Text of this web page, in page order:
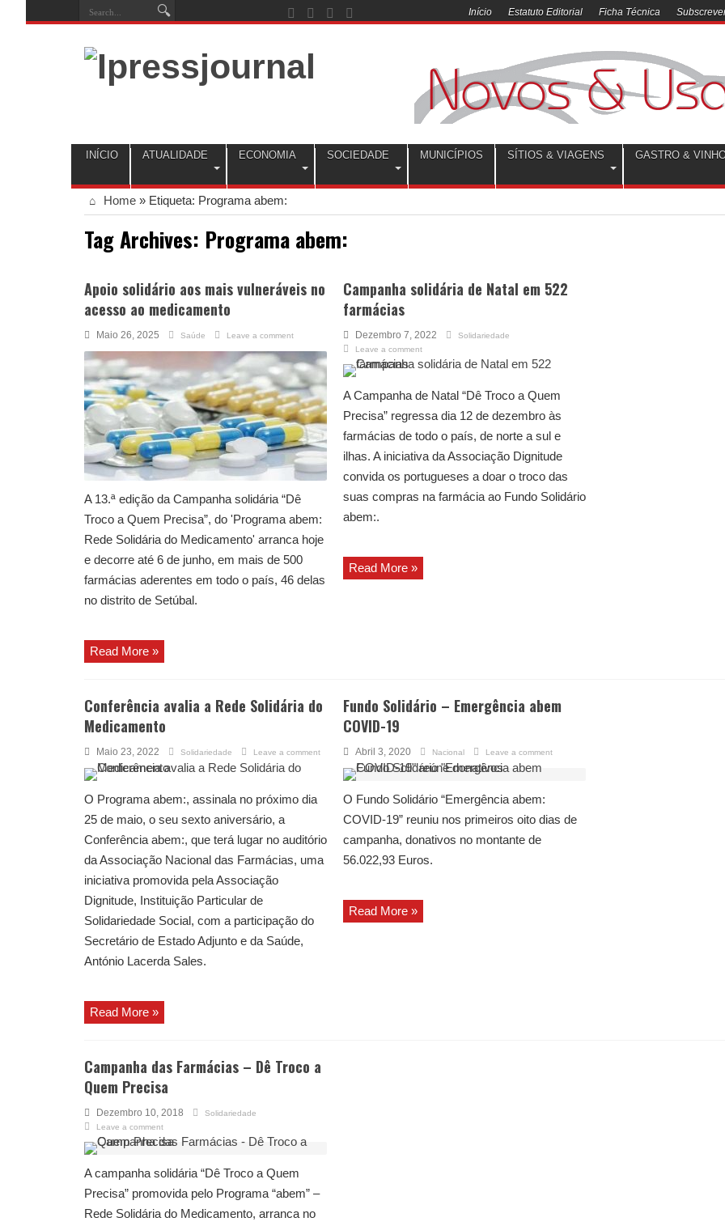
Início Estatuto Editorial Ficha Técnica
INÍCIO ATUALIDADE ECONOMIA SOCIEDADE MUNICÍPIOS SÍTIOS & VIAGENS GASTRO &
Home » Etiqueta: Programa abem:
Tag Archives: Programa abem:
Apoio solidário aos mais vulneráveis no
acesso ao medicamento
Maio 26, 2025 Saúde Leave a comment
A 13.ª edição da Campanha solidária “Dê
Troco a Quem Precisa”, do 'Programa abem:
Rede Solidária do Medicamento' arranca hoje
e decorre até 6 de junho, em mais de 500
farmácias aderentes em todo o país, 46 delas
no distrito de Setúbal.
Read More »
Campanha solidária de Natal em 522
farmácias
Dezembro 7, 2022
Solidariedade
Leave a comment
A Campanha de Natal “Dê Troco a Quem
Precisa” regressa dia 12 de dezembro às
farmácias de todo o país, de norte a sul e
ilhas. A iniciativa da Associação Dignitude
convida os portugueses a doar o troco das
suas compras na farmácia ao Fundo Solidário
abem:.
Read More »
Conferência avalia a Rede Solidária do
Medicamento
Maio 23, 2022 Solidariedade Leave a comment
O Programa abem:, assinala no próximo dia
25 de maio, o seu sexto aniversário, a
Conferência abem:, que terá lugar no auditório
da Associação Nacional das Farmácias, uma
iniciativa promovida pela Associação
Dignitude, Instituição Particular de
Solidariedade Social, com a participação do
Secretário de Estado Adjunto e da Saúde,
António Lacerda Sales.
Read More »
Fundo Solidário – Emergência abem
COVID-19
Abril 3, 2020 Nacional Leave a comment
O Fundo Solidário “Emergência abem:
COVID-19” reuniu nos primeiros oito dias de
campanha, donativos no montante de
56.022,93 Euros.
Read More »
Campanha das Farmácias – Dê Troco a
Quem Precisa
Dezembro 10, 2018
Solidariedade
Leave a comment
A campanha solidária “Dê Troco a Quem
Precisa” promovida pelo Programa “abem” –
Rede Solidária do Medicamento, arranca no